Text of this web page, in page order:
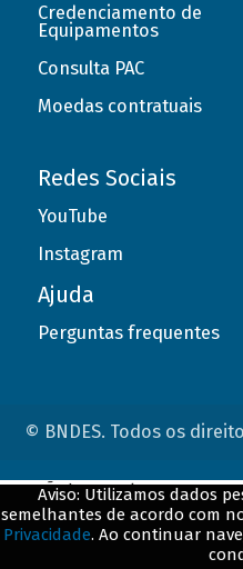
Credenciamento de
Equipamentos
Consulta PAC
Moedas contratuais
Redes Sociais
YouTube
Instagram
Ajuda
Perguntas frequentes
© BNDES. Todos os
Aviso: Utilizamos dados
semelhantes de acordo com
Privacidade. Ao continuar
ConteÃºdo complementar
${title}${badge}